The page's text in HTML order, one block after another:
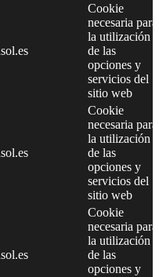
Cookie
necesaria para
la utilización
de las
opciones y
servicios del
sitio web
Cookie
necesaria para
la utilización
de las
opciones y
servicios del
sitio web
Cookie
necesaria para
la utilización
de las
opciones y